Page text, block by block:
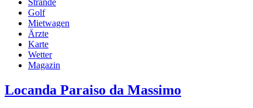
Strände
Golf
Mietwagen
Ärzte
Karte
Wetter
Magazin
Locanda Paraiso da Massimo